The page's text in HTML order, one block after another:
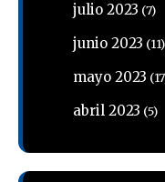
julio 2023 (7)
junio 2023 (11)
mayo 2023
abril 2023 (5)